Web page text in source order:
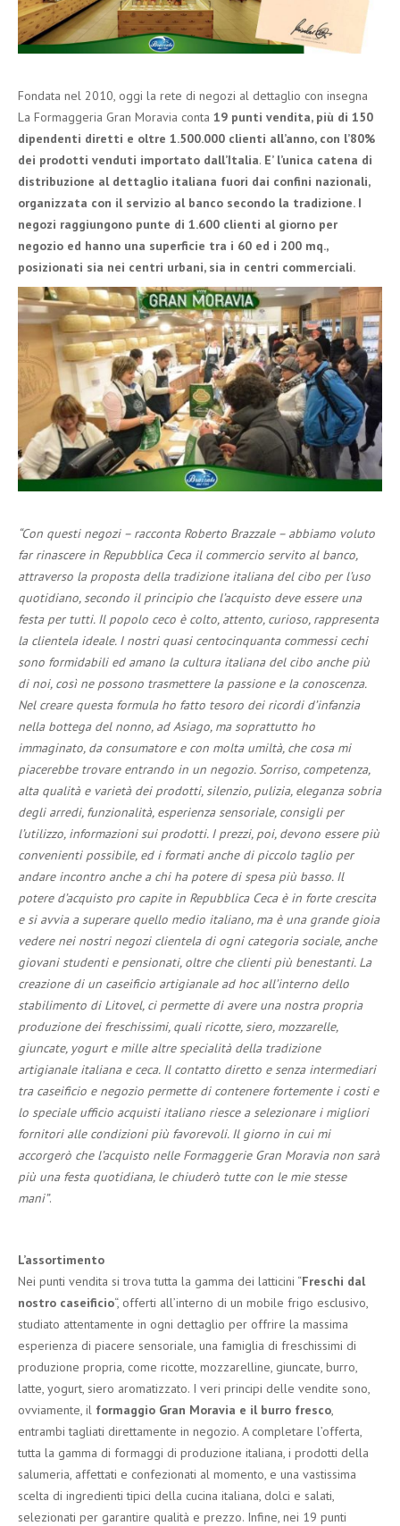
Fondata nel 2010, oggi la rete di negozi al dettaglio con insegna
La Formaggeria Gran Moravia conta 19 punti vendita, più di 150
dipendenti diretti e oltre 1.500.000 clienti all’anno, con l’80%
dei prodotti venduti importato dall’Italia. E’ l’unica catena di
distribuzione al dettaglio italiana fuori dai confini nazionali,
organizzata con il servizio al banco secondo la tradizione. I
negozi raggiungono punte di 1.600 clienti al giorno per
negozio ed hanno una superficie tra i 60 ed i 200 mq.,
posizionati sia nei centri urbani, sia in centri commerciali.
“Con questi negozi – racconta Roberto Brazzale – abbiamo voluto
far rinascere in Repubblica Ceca il commercio servito al banco,
attraverso la proposta della tradizione italiana del cibo per l’uso
quotidiano, secondo il principio che l’acquisto deve essere una
festa per tutti. Il popolo ceco è colto, attento, curioso, rappresenta
la clientela ideale. I nostri quasi centocinquanta commessi cechi
sono formidabili ed amano la cultura italiana del cibo anche più
di noi, così ne possono trasmettere la passione e la conoscenza.
Nel creare questa formula ho fatto tesoro dei ricordi d’infanzia
nella bottega del nonno, ad Asiago, ma soprattutto ho
immaginato, da consumatore e con molta umiltà, che cosa mi
piacerebbe trovare entrando in un negozio. Sorriso, competenza,
alta qualità e varietà dei prodotti, silenzio, pulizia, eleganza sobria
degli arredi, funzionalità, esperienza sensoriale, consigli per
l’utilizzo, informazioni sui prodotti. I prezzi, poi, devono essere più
convenienti possibile, ed i formati anche di piccolo taglio per
andare incontro anche a chi ha potere di spesa più basso. Il
potere d’acquisto pro capite in Repubblica Ceca è in forte crescita
e si avvia a superare quello medio italiano, ma è una grande gioia
vedere nei nostri negozi clientela di ogni categoria sociale, anche
giovani studenti e pensionati, oltre che clienti più benestanti. La
creazione di un caseificio artigianale ad hoc all’interno dello
stabilimento di Litovel, ci permette di avere una nostra propria
produzione dei freschissimi, quali ricotte, siero, mozzarelle,
giuncate, yogurt e mille altre specialità della tradizione
artigianale italiana e ceca. Il contatto diretto e senza intermediari
tra caseificio e negozio permette di contenere fortemente i costi e
lo speciale ufficio acquisti italiano riesce a selezionare i migliori
fornitori alle condizioni più favorevoli. Il giorno in cui mi
accorgerò che l’acquisto nelle Formaggerie Gran Moravia non sarà
più una festa quotidiana, le chiuderò tutte con le mie stesse
mani”.
L’assortimento
Nei punti vendita si trova tutta la gamma dei latticini “Freschi dal
nostro caseificio“, offerti all’interno di un mobile frigo esclusivo,
studiato attentamente in ogni dettaglio per offrire la massima
esperienza di piacere sensoriale, una famiglia di freschissimi di
produzione propria, come ricotte, mozzarelline, giuncate, burro,
latte, yogurt, siero aromatizzato. I veri principi delle vendite sono,
ovviamente, il formaggio Gran Moravia e il burro fresco,
entrambi tagliati direttamente in negozio. A completare l’offerta,
tutta la gamma di formaggi di produzione italiana, i prodotti della
salumeria, affettati e confezionati al momento, e una vastissima
scelta di ingredienti tipici della cucina italiana, dolci e salati,
selezionati per garantire qualità e prezzo. Infine, nei 19 punti